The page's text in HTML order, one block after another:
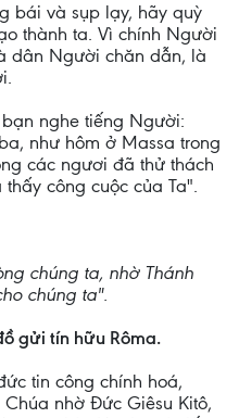
bái và sụp lạy, hãy quỳ
thành ta. Vì chính Người
dân Người chăn dẫn, là
nghe tiếng Người:
như hôm ở Massa trong
các ngươi đã thử thách
công cuộc của Ta".
chúng ta, nhờ Thánh
chúng ta".
gửi tín hữu Rôma.
tin công chính hoá,
nhờ Ðức Giêsu Kitô,